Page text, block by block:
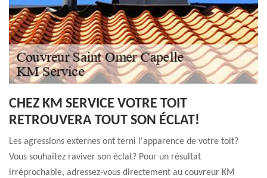
CHEZ KM SERVICE VOTRE TOIT
RETROUVERA TOUT SON ÉCLAT!
Les agressions externes ont terni l'apparence de votre toit?
Vous souhaitez raviver son éclat? Pour un résultat
irréprochable, adressez-vous directement au couvreur KM